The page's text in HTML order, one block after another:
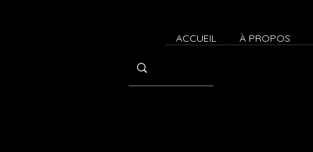
ACCUEIL À PROPOS